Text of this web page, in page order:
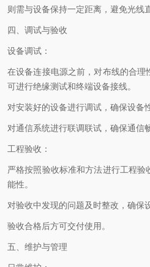
则需与设备保持一定距离，避免光线
四、调试与验收
设备调试：
在设备连接电源之前，对布线的合
可进行绝缘测试和终端设备接线。
对安装好的设备进行调试，确保设备
对通信系统进行联调联试，确保通信
工程验收：
严格按照验收标准和方法进行工程
能性。
对验收中发现的问题及时整改，确保
验收合格后方可交付使用。
五、维护与管理